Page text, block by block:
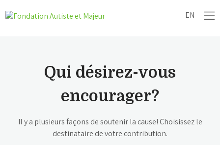
EN
Qui désirez-vous
encourager?
Il y a plusieurs façons de soutenir la cause! Choisissez le
destinataire de votre contribution.